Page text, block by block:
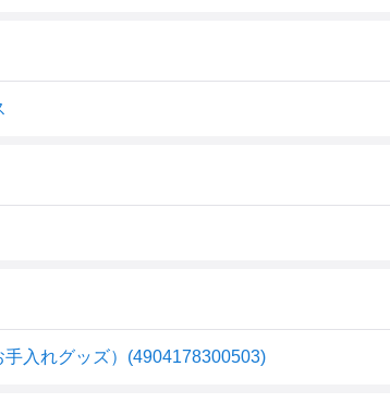
入れグッズ）(4904178300503)